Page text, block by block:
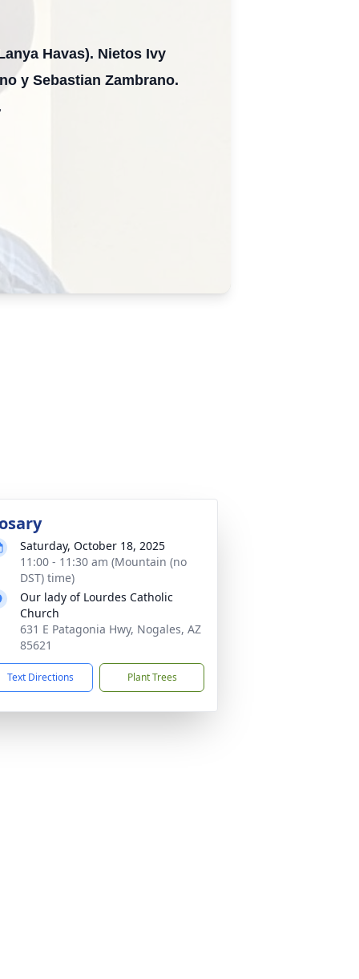
Havas). Nietos Ivy
y Sebastian Zambrano.
Saturday, October 18, 2025
11:00 - 11:30 am (Mountain (no
DST) time)
Our lady of Lourdes Catholic
Church
631 E Patagonia Hwy, Nogales, AZ
85621
Text Directions Plant Trees